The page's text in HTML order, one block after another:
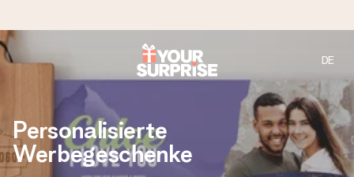
Heute bestellt, in 1 Werktag verschickt
Wir bereiten dein Geschenk sorgfältig vor und schicken es
blitzschnell – damit du es genau zum richtigen Zeitpunkt
überreichen kannst, wenn es am meisten zählt.
DE
Personalisierte
Werbegeschenke